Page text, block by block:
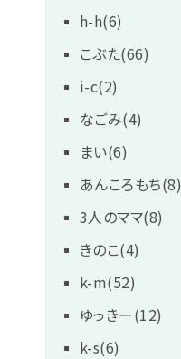
h-h(6)
こぶた(66)
i-c(2)
なごみ(4)
まい(6)
あんころもち(8)
3人のママ(8)
きのこ(4)
k-m(52)
ゆっきー(12)
k-s(6)